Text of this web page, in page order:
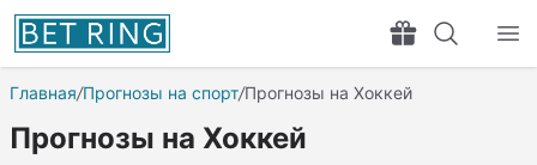
Главная/Прогнозы на спорт/Прогнозы на Хоккей
Прогнозы на Хоккей